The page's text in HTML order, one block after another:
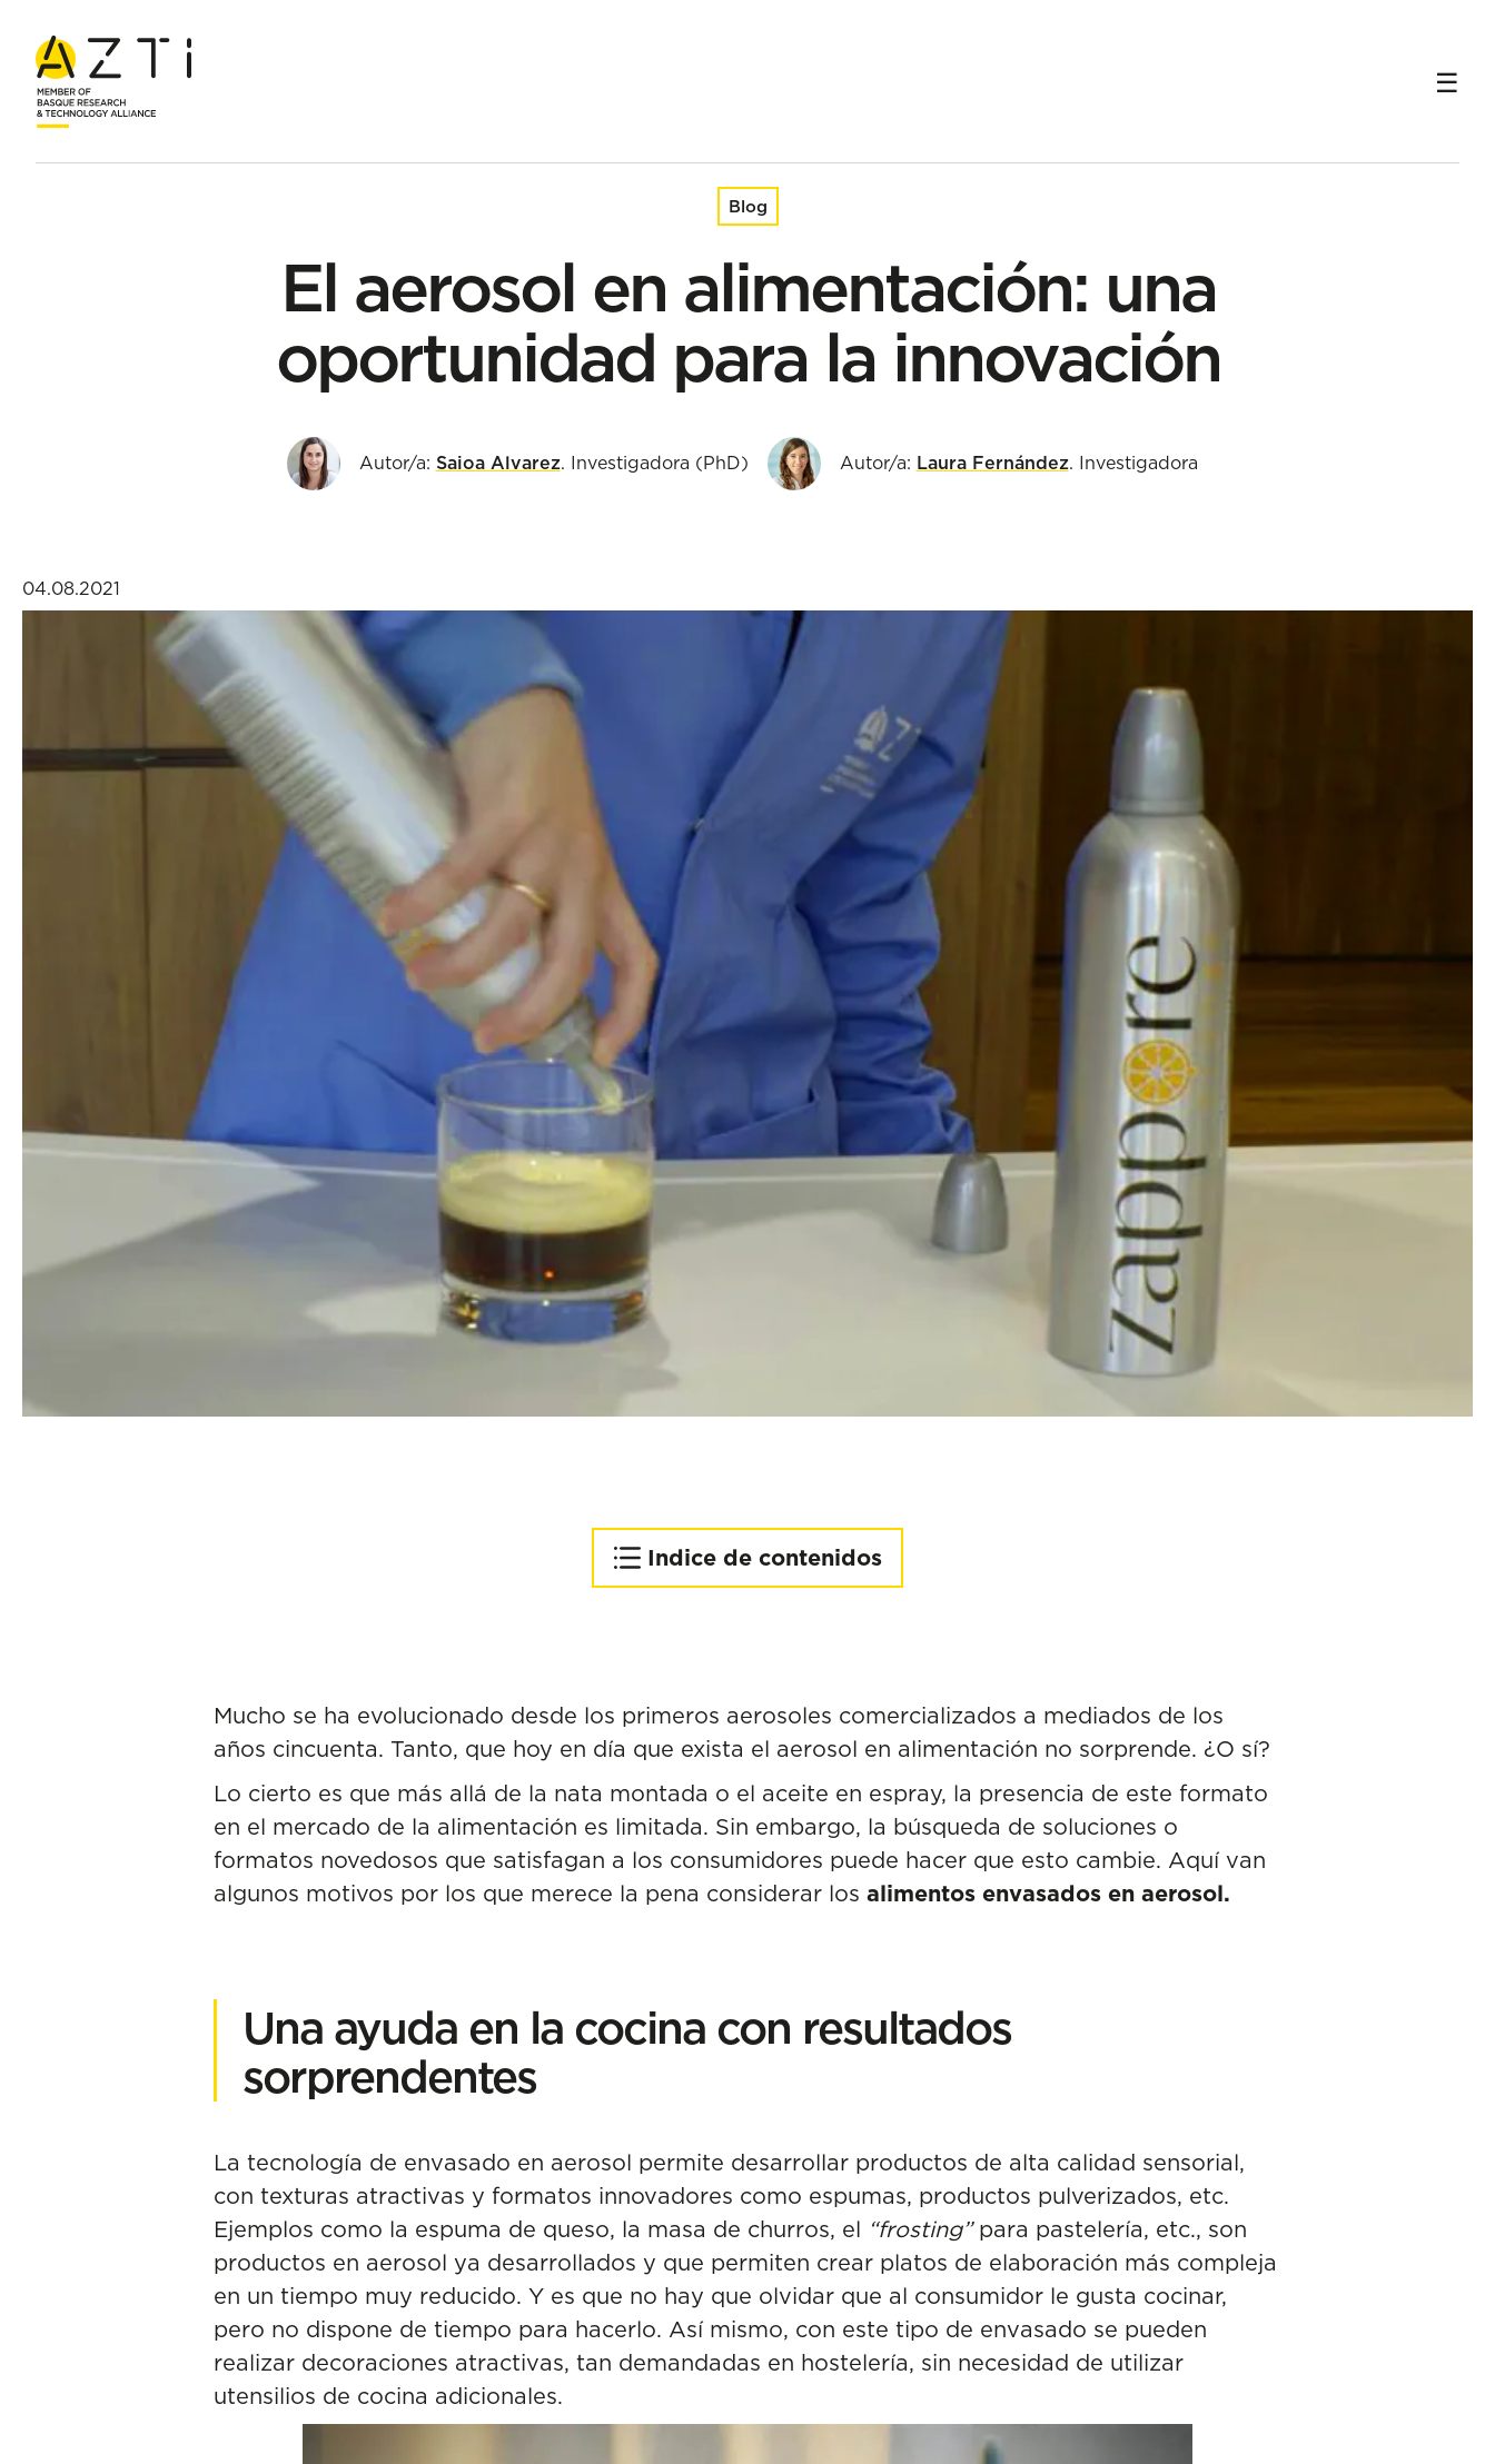
Inicio Blog El aerosol en alimentación: una oportunidad para la innovación
Blog
El aerosol en alimentación: una
oportunidad para la innovación
Autor/a: Saioa Alvarez. Investigadora (PhD) Autor/a: Laura Fernández. Investigadora
04.08.2021
Indice de contenidos
Alargan la vida útil del
producto
Tecnología versátil y en
constante evolución
Mucho se ha evolucionado desde los primeros aerosoles comercializados a mediados de los
años cincuenta. Tanto, que hoy en día que exista el aerosol en alimentación no sorprende. ¿O sí?
Lo cierto es que más allá de la nata montada o el aceite en espray, la presencia de este formato
en el mercado de la alimentación es limitada. Sin embargo, la búsqueda de soluciones o
formatos novedosos que satisfagan a los consumidores puede hacer que esto cambie. Aquí van
algunos motivos por los que merece la pena considerar los alimentos envasados en aerosol.
Una ayuda en la cocina con resultados
sorprendentes
La tecnología de envasado en aerosol permite desarrollar productos de alta calidad sensorial,
con texturas atractivas y formatos innovadores como espumas, productos pulverizados, etc.
Ejemplos como la espuma de queso, la masa de churros, el “frosting”para pastelería, etc., son
productos en aerosol ya desarrollados y que permiten crear platos de elaboración más compleja
en un tiempo muy reducido. Y es que no hay que olvidar que al consumidor le gusta cocinar,
pero no dispone de tiempo para hacerlo. Así mismo, con este tipo de envasado se pueden
realizar decoraciones atractivas, tan demandadas en hostelería, sin necesidad de utilizar
utensilios de cocina adicionales.